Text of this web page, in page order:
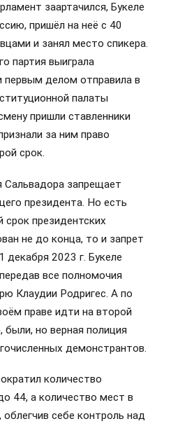
заартачился, Букеле
пришёл на неё с 40
и занял место спикера.
партия выиграла
первым делом отправила в
палаты
пришли ставленники
за ним право
срок.
запрещает
президента. Но есть
срок президентских
не до конца, то и запрет
декабря 2023 г. Букеле
все полномочия
Клаудии Родригес. А по
праве идти на второй
но верная полиция
демонстрантов.
количество
44, а количество мест в
себе контроль над